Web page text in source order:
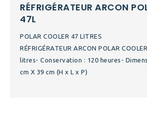
RÉFRIGÉRATEUR ARCON
47L
POLAR COOLER 47 LITRES
RÉFRIGÉRATEUR ARCON POLAR
litres- Conservation : 120 heures-
cm X 39 cm (H x L x P)